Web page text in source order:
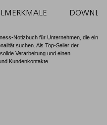
Notizbuch für Unternehmen, die ein
suchen. Als Top-Seller der
Verarbeitung und einen
Kundenkontakte.